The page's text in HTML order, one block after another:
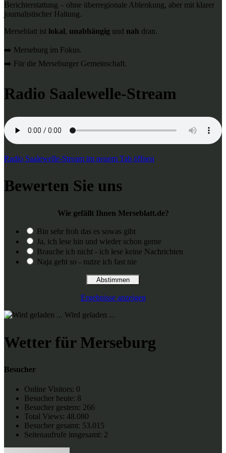
Berichterstattung – ohne überregionale Ablenkung, aber mit klarer
journalistischer Haltung.
Merseblatt ist lokal, unabhängig und nah dran.
➡️ Merseburg im Fokus.
➡️ Für die Merseburger Gemeinschaft.
Radio Saalewelle-Stream
Radio Saalewelle-Stream im neuem Tab öffnen
Bewerten Sie uns
Wie gefällt Ihnen Merseblatt.de?
Bin sehr froh das es sowas gibt
Ja, ich lese hin und wieder schon gerne
Brauche ich nicht - ich lese keine Nachrichten
Naja geht so - nutze ich fast nie
Ergebnisse anzeigen
Wird geladen ...
Wetter für Merseburg
Besucher
Online Visitors: 0
Besucher heute: 8
Besucher gestern: 266
Total Views: 48.080
Besucher gesamt: 53.015
Seitenaufrufe insgesamt: 2